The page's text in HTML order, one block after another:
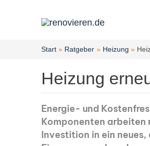
Start Ratgeber Heizung
Heizung
Energie- und
Komponenten arbeiten
Investition in ein